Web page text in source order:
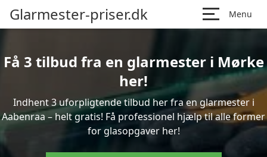
Glarmester-priser.dk Menu
Få 3 tilbud fra en glarmester i Mørke
her!
Indhent 3 uforpligtende tilbud her fra en glarmester i
Aabenraa – helt gratis! Få professionel hjælp til alle former
for glasopgaver her!